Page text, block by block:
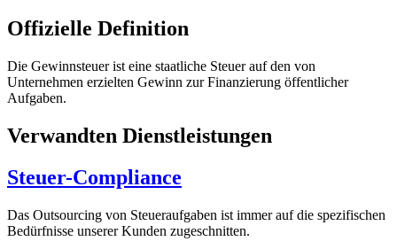
Offizielle Definition
Die Gewinnsteuer ist eine staatliche Steuer auf den von
Unternehmen erzielten Gewinn zur Finanzierung öffentlicher
Aufgaben.
Verwandten Dienstleistungen
Steuer-Compliance
Das Outsourcing von Steueraufgaben ist immer auf die spezifischen
Bedürfnisse unserer Kunden zugeschnitten.